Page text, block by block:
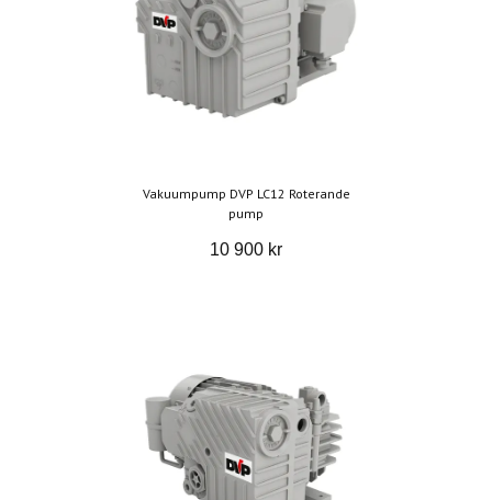
Vakuumpump DVP LC12 Roterande
pump
10 900 kr